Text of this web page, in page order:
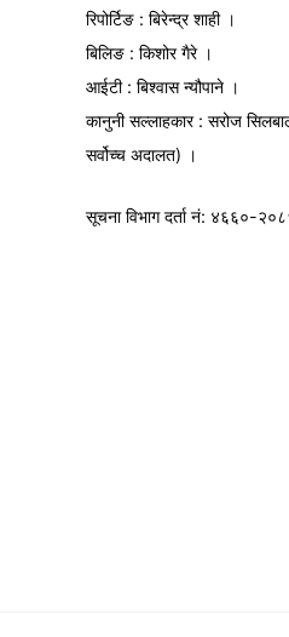
रिपोर्टिङ : बिरेन्द्र शाही ।
बिलिङ : किशोर गैरे ।
आईटी : बिश्वास न्यौपाने ।
कानुनी सल्लाहकार : सरोज
सर्वोच्च अदालत) ।
सूचना विभागदर्ता नं: ४६६०-